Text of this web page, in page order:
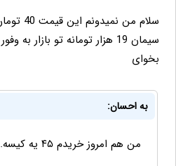
سلام من
سیمان 19 هزار تومانه تو
بخوای
به احسان:
من هم امروز خریدم ۴۵ یه کیسه....کاش ۴۰بود....